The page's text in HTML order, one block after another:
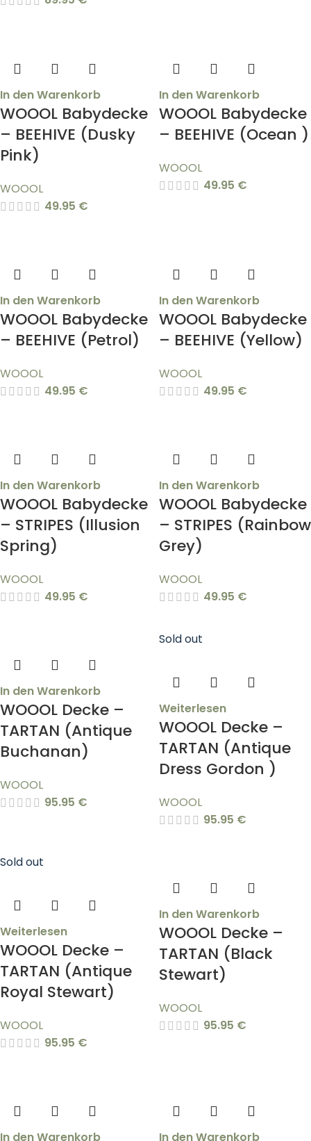
In den Warenkorb
WOOOL Babydecke
– BEEHIVE (Dusky
Pink)
WOOOL
49.95 €
In den Warenkorb
WOOOL Babydecke
– BEEHIVE (Ocean )
WOOOL
49.95 €
In den Warenkorb
WOOOL Babydecke
– BEEHIVE (Petrol)
WOOOL
49.95 €
In den Warenkorb
WOOOL Babydecke
– BEEHIVE (Yellow)
WOOOL
49.95 €
In den Warenkorb
WOOOL Babydecke
– STRIPES (Illusion
Spring)
WOOOL
49.95 €
In den Warenkorb
WOOOL Babydecke
– STRIPES (Rainbow
Grey)
WOOOL
49.95 €
In den Warenkorb
WOOOL Decke –
TARTAN (Antique
Buchanan)
WOOOL
95.95 €
Sold out
Weiterlesen
WOOOL Decke –
TARTAN (Antique
Dress Gordon )
WOOOL
95.95 €
Sold out
Weiterlesen
WOOOL Decke –
TARTAN (Antique
Royal Stewart)
WOOOL
95.95 €
In den Warenkorb
WOOOL Decke –
TARTAN (Black
Stewart)
WOOOL
95.95 €
In den Warenkorb In den Warenkorb